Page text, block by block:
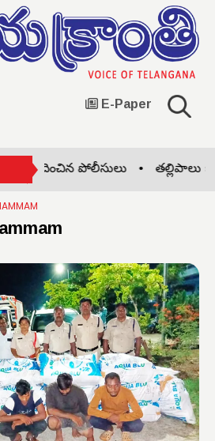
E-Paper
పోలీసులు •తల్లిపాలు బిడ్డల